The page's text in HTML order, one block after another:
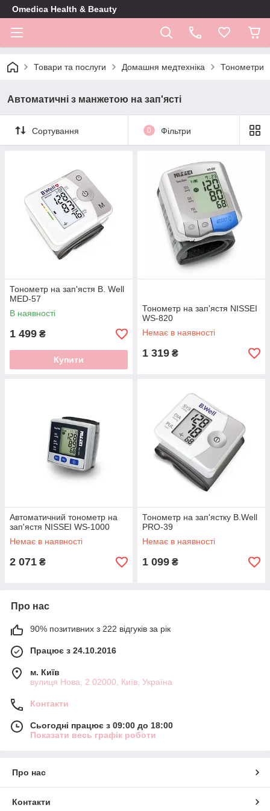
Omedica Health & Beauty
Товари та послуги Домашня медтехніка Тонометри
Автоматичні з манжетою на зап'ясті
Сортування 0 Фільтри
Тонометр на зап'ястя B. Well
MED-57
В наявності
1 499 ₴
Купити
Тонометр на зап'ястя NISSEI
WS-820
Немає в наявності
1 319 ₴
Автоматичний тонометр на
зап'ястя NISSEI WS-1000
Немає в наявності
2 071 ₴
Тонометр на зап'ястку B.Well
PRO-39
Немає в наявності
1 099 ₴
Про нас
90% позитивних з 222 відгуків за рік
Працює з 24.10.2016
м. Київ
вулиця Нова, 2 02000, Київ, Україна
Контакти
Сьогодні працює з 09:00 до 18:00
Показати весь графік роботи
Про нас
Контакти